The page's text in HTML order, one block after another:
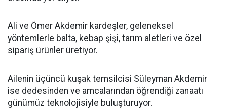
Ali ve Ömer Akdemir kardeşler, geleneksel
yöntemlerle balta, kebap şişi, tarım aletleri ve özel
sipariş ürünler üretiyor.
Ailenin üçüncü kuşak temsilcisi Süleyman Akdemir
ise dedesinden ve amcalarından öğrendiği zanaatı
günümüz teknolojisiyle buluşturuyor.